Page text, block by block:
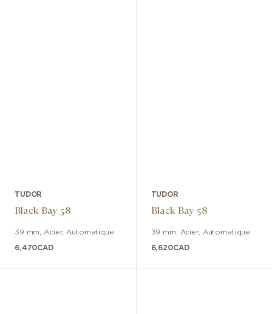
TUDOR
Black Bay 58
39 mm Acier, Automatique
6,470CAD
TUDOR
Black Bay 58
39 mm Acier, Automatique
6,620CAD